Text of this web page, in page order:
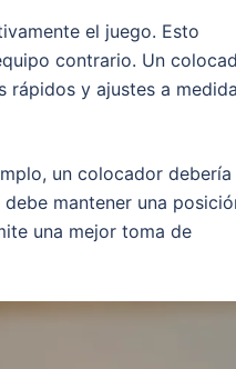
el juego. Esto
contrario. Un
rápidos y ajustes a medida
un colocador debería
mantener una
una mejor toma de